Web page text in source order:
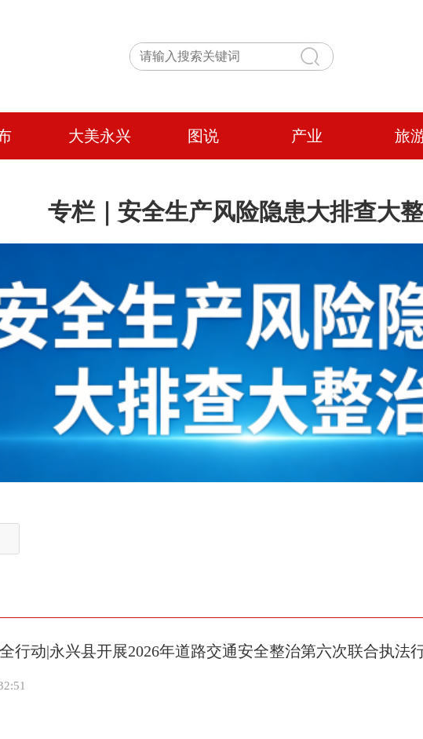
大美永兴 图说 产业 旅
专栏｜安全生产风险隐患大排查大
行动|永兴县开展2026年道路交通安全整治第六次联合执法